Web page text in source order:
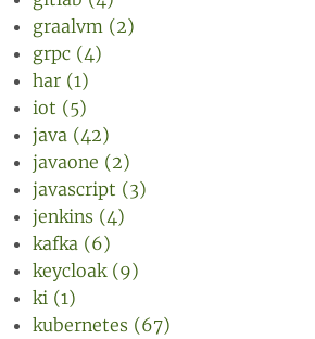
graalvm (2)
grpc (4)
har (1)
iot (5)
java (42)
javaone (2)
javascript (3)
jenkins (4)
kafka (6)
keycloak (9)
ki (1)
kubernetes (67)